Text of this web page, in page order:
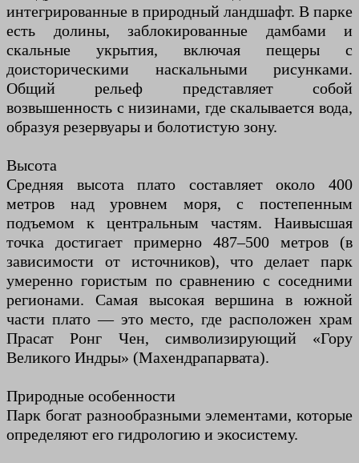
интегрированные в природный ландшафт. В парке
есть долины, заблокированные дамбами и
скальные укрытия, включая пещеры с
доисторическими наскальными рисунками.
Общий рельеф представляет собой
возвышенность с низинами, где скалывается вода,
образуя резервуары и болотистую зону.
Высота
Средняя высота плато составляет около 400
метров над уровнем моря, с постепенным
подъемом к центральным частям. Наивысшая
точка достигает примерно 487–500 метров (в
зависимости от источников), что делает парк
умеренно гористым по сравнению с соседними
регионами. Самая высокая вершина в южной
части плато — это место, где расположен храм
Прасат Ронг Чен, символизирующий «Гору
Великого Индры» (Махендрапарвата).
Природные особенности
Парк богат разнообразными элементами, которые
определяют его гидрологию и экосистему.